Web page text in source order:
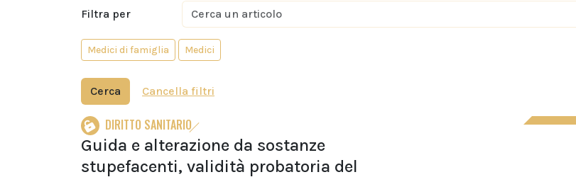
Filtra per
Medici di famiglia Medici
Cerca Cancella filtri
DIRITTO SANITARIO
Guida e alterazione da sostanze
stupefacenti, validità probatoria del